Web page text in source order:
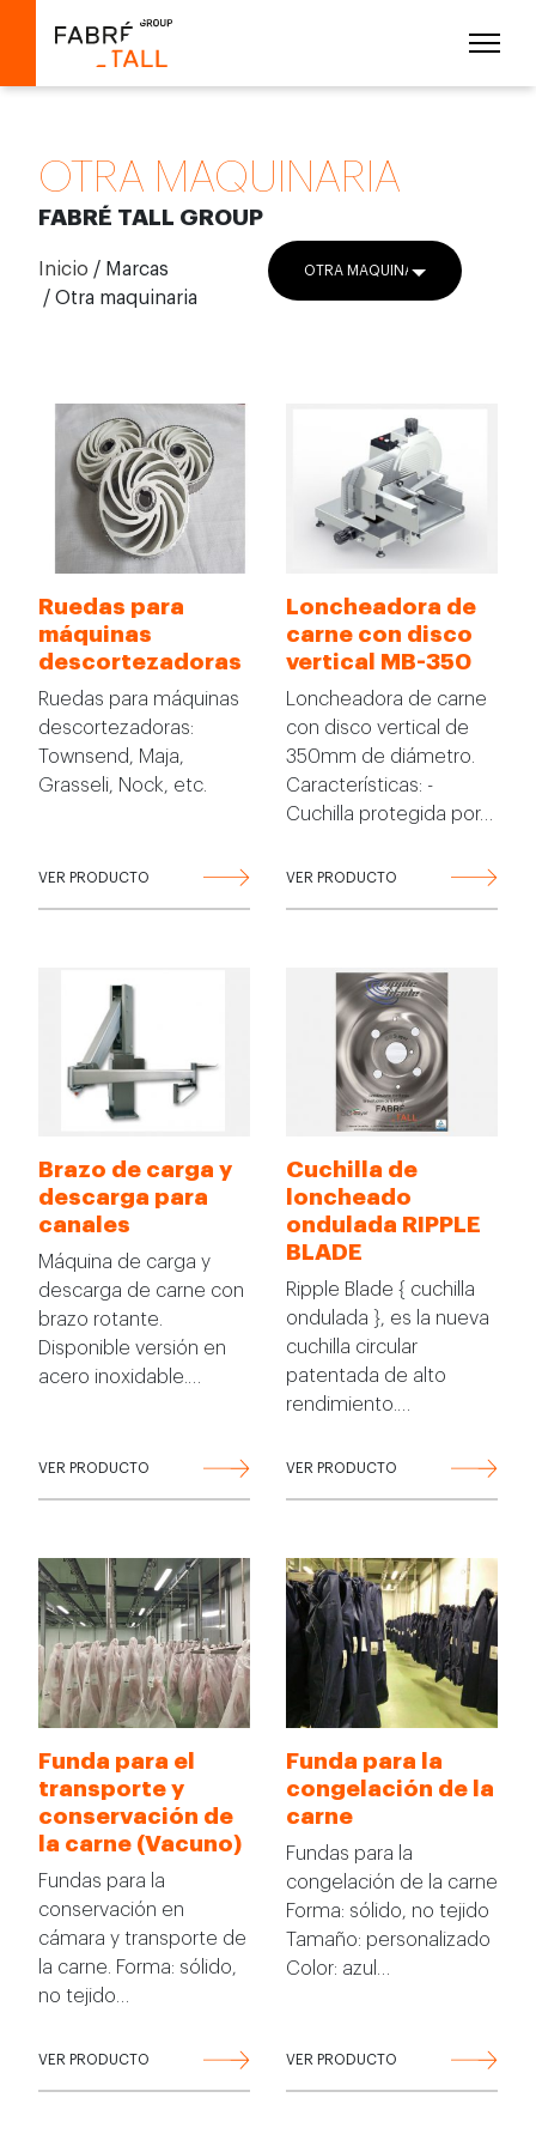
OTRA MAQUINARIA
FABRÉ TALL GROUP
Inicio / Marcas
/ Otra maquinaria
OTRA MAQUINARIA
Ruedas para
máquinas
descortezadoras
Ruedas para máquinas
descortezadoras:
Townsend, Maja,
Grasseli, Nock, etc.
VER PRODUCTO
Loncheadora de
carne con disco
vertical MB-350
Loncheadora de carne
con disco vertical de
350mm de diámetro.
Características: -
Cuchilla protegida por…
VER PRODUCTO
Brazo de carga y
descarga para
canales
Máquina de carga y
descarga de carne con
brazo rotante.
Disponible versión en
acero inoxidable.…
VER PRODUCTO
Cuchilla de
loncheado
ondulada RIPPLE
BLADE
Ripple Blade { cuchilla
ondulada }, es la nueva
cuchilla circular
patentada de alto
rendimiento.…
VER PRODUCTO
Funda para el
transporte y
conservación de
la carne (Vacuno)
Fundas para la
conservación en
cámara y transporte de
la carne. Forma: sólido,
no tejido…
VER PRODUCTO
Funda para la
congelación de la
carne
Fundas para la
congelación de la carne
Forma: sólido, no tejido
Tamaño: personalizado
Color: azul…
VER PRODUCTO